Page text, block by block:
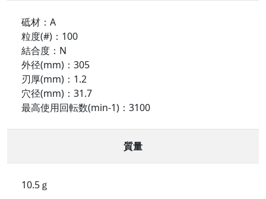
砥材：A
粒度(#)：100
結合度：N
外径(mm)：305
刃厚(mm)：1.2
穴径(mm)：31.7
最高使用回転数(min-1)：3100
質量
10.5ｇ